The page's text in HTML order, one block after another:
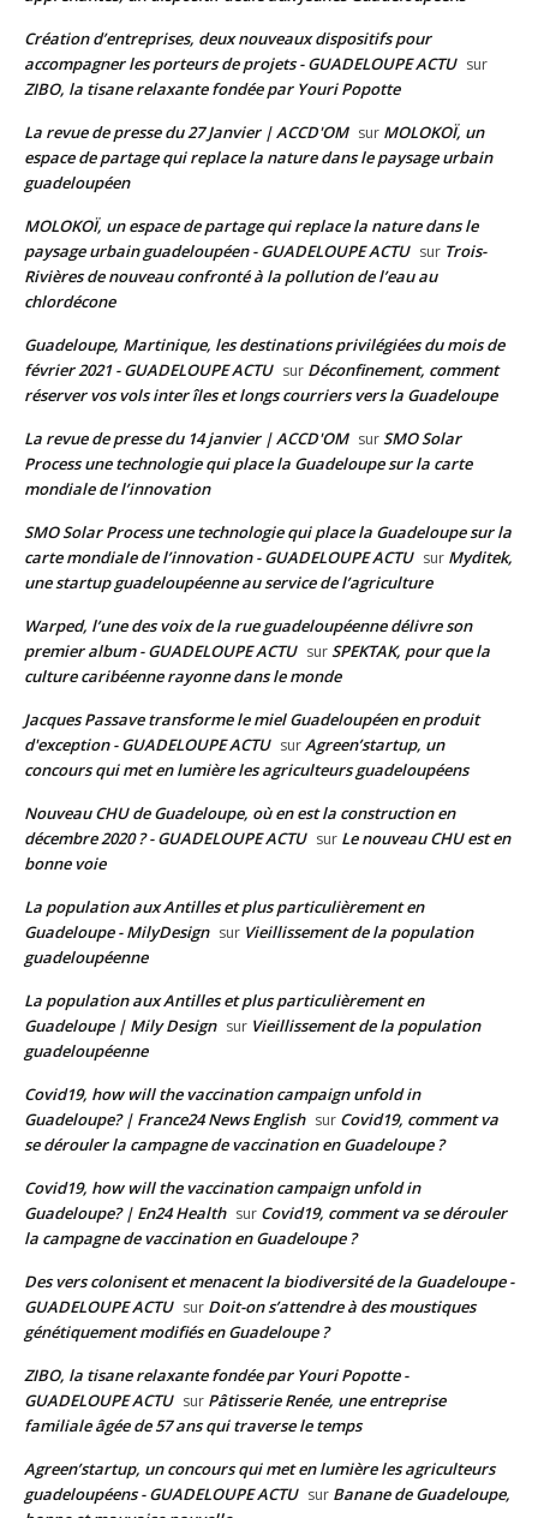
Création d’entreprises, deux nouveaux dispositifs pour
accompagner les porteurs de projets - GUADELOUPE ACTU sur
ZIBO, la tisane relaxante fondée par Youri Popotte
La revue de presse du 27 Janvier | ACCD'OM sur MOLOKOÏ, un
espace de partage qui replace la nature dans le paysage urbain
guadeloupéen
MOLOKOÏ, un espace de partage qui replace la nature dans le
paysage urbain guadeloupéen - GUADELOUPE ACTU sur Trois-
Rivières de nouveau confronté à la pollution de l’eau au
chlordécone
Guadeloupe, Martinique, les destinations privilégiées du mois de
février 2021 - GUADELOUPE ACTU sur Déconfinement, comment
réserver vos vols inter îles et longs courriers vers la Guadeloupe
La revue de presse du 14 janvier | ACCD'OM surSMO Solar
Process une technologie qui place la Guadeloupe sur la carte
mondiale de l’innovation
SMO Solar Process une technologie qui place la Guadeloupe sur la
carte mondiale de l’innovation - GUADELOUPE ACTU sur Myditek,
une startup guadeloupéenne au service de l’agriculture
Warped, l’une des voix de la rue guadeloupéenne délivre son
premier album - GUADELOUPE ACTU surSPEKTAK, pour que la
culture caribéenne rayonne dans le monde
Jacques Passave transforme le miel Guadeloupéen en produit
d'exception - GUADELOUPE ACTU surAgreen’startup, un
concours qui met en lumière les agriculteurs guadeloupéens
Nouveau CHU de Guadeloupe, où en est la construction en
décembre 2020 ? - GUADELOUPE ACTU sur Le nouveau CHU est en
bonne voie
La population aux Antilles et plus particulièrement en
Guadeloupe - MilyDesign sur Vieillissement de la population
guadeloupéenne
La population aux Antilles et plus particulièrement en
Guadeloupe | Mily Design sur Vieillissement de la population
guadeloupéenne
Covid19, how will the vaccination campaign unfold in
Guadeloupe? | France24 News English sur Covid19, comment va
se dérouler la campagne de vaccination en Guadeloupe ?
Covid19, how will the vaccination campaign unfold in
Guadeloupe? | En24 Health sur Covid19, comment va se dérouler
la campagne de vaccination en Guadeloupe ?
Des vers colonisent et menacent la biodiversité de la Guadeloupe -
GUADELOUPE ACTU sur Doit-on s’attendre à des moustiques
génétiquement modifiés en Guadeloupe ?
ZIBO, la tisane relaxante fondée par Youri Popotte -
GUADELOUPE ACTU sur Pâtisserie Renée, une entreprise
familiale âgée de 57 ans qui traverse le temps
Agreen’startup, un concours qui met en lumière les agriculteurs
guadeloupéens - GUADELOUPE ACTU sur Banane de Guadeloupe,